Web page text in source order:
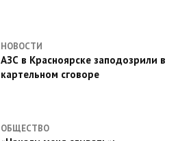
НОВОСТИ
АЗС в Красноярске заподозрили в
картельном сговоре
ОБЩЕСТВО